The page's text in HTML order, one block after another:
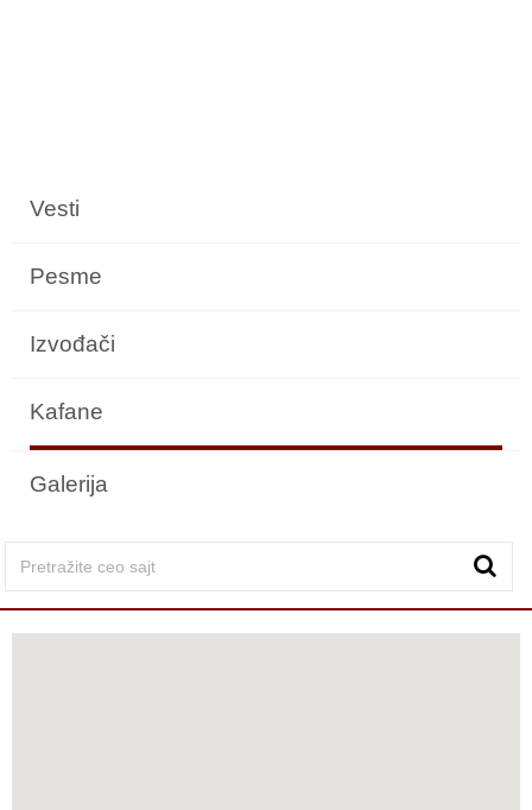
Vesti
Pesme
Izvođači
Kafane
Galerija